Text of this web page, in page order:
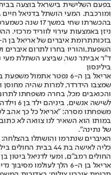
בפעם השלישית בישראל בוצעה
בהכשרתו שחי
ניזן באמצעות עירוי לווריד
בזכותתרומת איברים של אריאל בן ה-
השפעת,והוריו בחרו לתרום איברים
ד"ר אביתר נשר, שביצע השתלת מעי
בילינסון
אריאל בן ה-6 נפטר אתמול
שמצבו הידרדר, למרות שהיה מחוסן
והכואבים מכל, בחרה משפחתו
לשישה אנשים, ביניהם ילד בן 6 וילדה בת 9.
משפחתו מסרה: "אריאל כל כך אהב
במותו הוא השאיר לנו צוואה לא
של נתינה".
החולים רמב"ם, ומעי לדניאל ביטון בן ה-36